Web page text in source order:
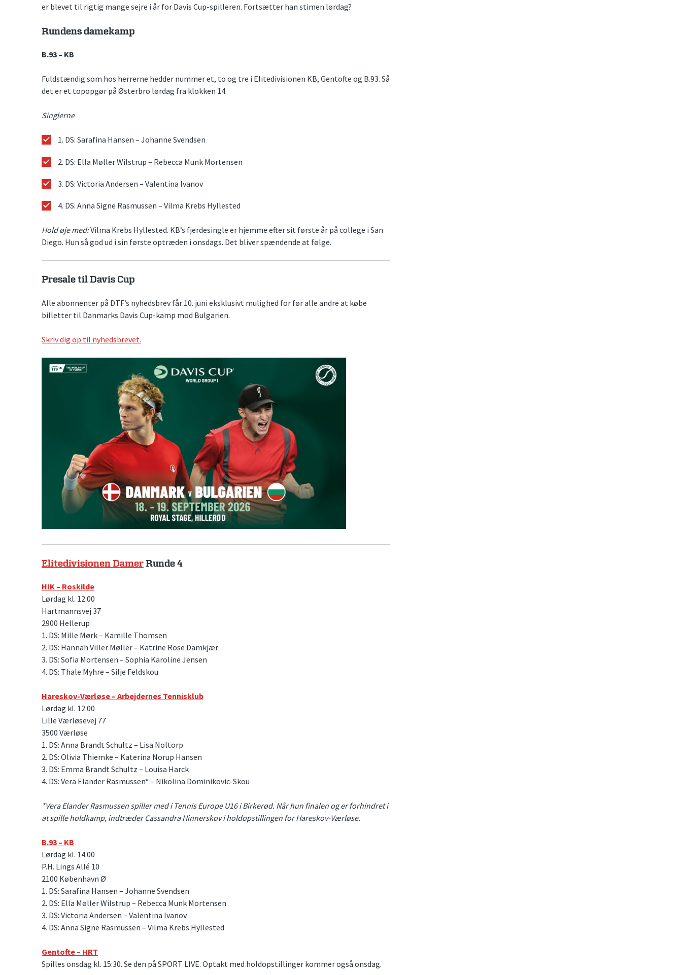
er blevet til rigtig mange sejre i år for Davis Cup-spilleren. Fortsætter han stimen lørdag?
Rundens damekamp
B.93 – KB
Fuldstændig som hos herrerne hedder nummer et, to og tre i Elitedivisionen KB, Gentofte og B.93. Så
det er et topopgør på Østerbro lørdag fra klokken 14.
Singlerne
1. DS: Sarafina Hansen – Johanne Svendsen
2. DS: Ella Møller Wilstrup – Rebecca Munk Mortensen
3. DS: Victoria Andersen – Valentina Ivanov
4. DS: Anna Signe Rasmussen – Vilma Krebs Hyllested
Hold øje med:Vilma Krebs Hyllested. KB’s fjerdesingle er hjemme efter sit første år på college i San
Diego. Hun så god ud i sin første optræden i onsdags. Det bliver spændende at følge.
Presale til Davis Cup
Alle abonnenter på DTF’s nyhedsbrev får 10. juni eksklusivt mulighed for før alle andre at købe
billetter til Danmarks Davis Cup-kamp mod Bulgarien.
Skriv dig op til nyhedsbrevet.
Elitedivisionen DamerRunde 4
HIK – Roskilde
Lørdag kl. 12.00
Hartmannsvej 37
2900 Hellerup
1. DS: Mille Mørk – Kamille Thomsen
2. DS: Hannah Viller Møller – Katrine Rose Damkjær
3. DS: Sofia Mortensen – Sophia Karoline Jensen
4. DS: Thale Myhre – Silje Feldskou
Hareskov-Værløse – Arbejdernes Tennisklub
Lørdag kl. 12.00
Lille Værløsevej 77
3500 Værløse
1. DS: Anna Brandt Schultz – Lisa Noltorp
2. DS: Olivia Thiemke – Katerina Norup Hansen
3. DS: Emma Brandt Schultz – Louisa Harck
4. DS: Vera Elander Rasmussen* – Nikolina Dominikovic-Skou
*Vera Elander Rasmussen spiller med i Tennis Europe U16 i Birkerød. Når hun finalen og er forhindret i
at spille holdkamp, indtræder Cassandra Hinnerskov i holdopstillingen for Hareskov-Værløse.
B.93 – KB
Lørdag kl. 14.00
P.H. Lings Allé 10
2100 København Ø
1. DS: Sarafina Hansen – Johanne Svendsen
2. DS: Ella Møller Wilstrup – Rebecca Munk Mortensen
3. DS: Victoria Andersen – Valentina Ivanov
4. DS: Anna Signe Rasmussen – Vilma Krebs Hyllested
Gentofte – HRT
Spilles onsdag kl. 15:30. Se den på SPORT LIVE. Optakt med holdopstillinger kommer også onsdag.